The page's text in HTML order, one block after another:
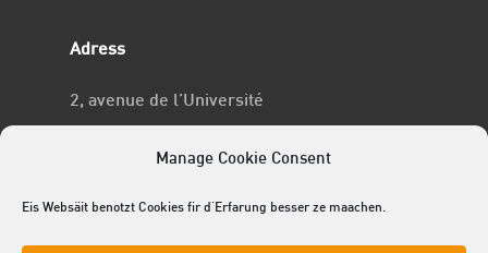
Manage Cookie Consent
Eis Websäit benotzt Cookies fir d'Erfarung besser ze maachen.
Adress
2, avenue de l’Université
No RCSL